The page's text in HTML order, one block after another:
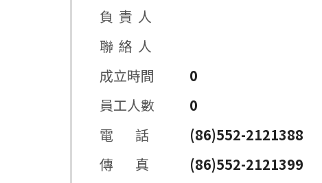
負 責 人
聯 絡 人
成立時間
0
員工人數
0
電 話
(86)552-2121388
傳 真
(86)552-2121399